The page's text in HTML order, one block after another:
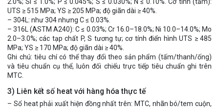
UTS ≥ 515 MPa; YS ≥ 205 MPa; độ giãn dài ≥ 40%.
– 304L: như 304 nhưng C ≤ 0.03%.
– 316L (ASTM A240): C ≤ 0.03%; Cr 16.0–18.0%; Ni 10.0–14.0%; Mo
2.0–3.0%; các tạp chất P, S tương tự; cơ tính điển hình UTS ≥ 485
MPa; YS ≥ 170 MPa; độ giãn dài ≥ 40%.
Ghi chú: tiêu chí có thể thay đổi theo sản phẩm (tấm/thanh/ống)
và tiêu chuẩn cụ thể, luôn đối chiếu trực tiếp tiêu chuẩn ghi trên
MTC.
3) Liên kết số heat với hàng hóa thực tế
– Số heat phải xuất hiện đồng nhất trên: MTC, nhãn bó/tem cuộn,